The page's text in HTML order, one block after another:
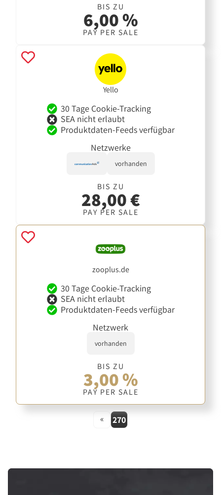
BIS ZU
6,00 %
PAY PER SALE
Yello
30 Tage Cookie-Tracking
SEA nicht erlaubt
Produktdaten-Feeds verfügbar
Netzwerke
vorhanden
BIS ZU
28,00 €
PAY PER SALE
zooplus.de
30 Tage Cookie-Tracking
SEA nicht erlaubt
Produktdaten-Feeds verfügbar
Netzwerk
vorhanden
BIS ZU
3,00 %
PAY PER SALE
« 270